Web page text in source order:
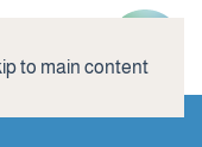
to main content